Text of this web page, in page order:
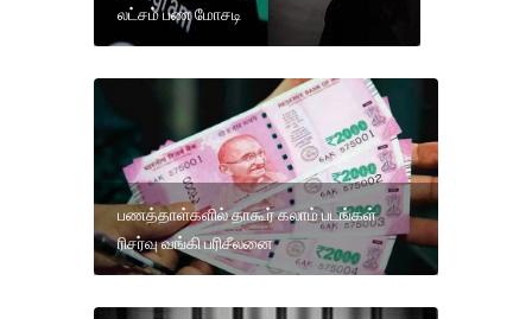
லட்சம் பண மோசடி
பணத்தாள்களில் தாகூர் கலாம் படங்கள்
ரிசர்வு வங்கி பரிசீலனை